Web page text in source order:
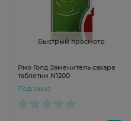
Быстрый просмотр
Рио Голд Заменитель сахара
таблетки N1200
Под заказ